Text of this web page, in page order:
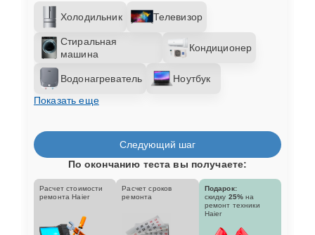
Холодильник Телевизор
Стиральная
машина
Кондиционер
Водонагреватель
Ноутбук
Показать еще
Следующий шаг
По окончанию теста вы получаете:
Расчет стоимости
ремонта Haier
Расчет сроков
ремонта
Подарок:
скидку 25% на
ремонт техники
Haier